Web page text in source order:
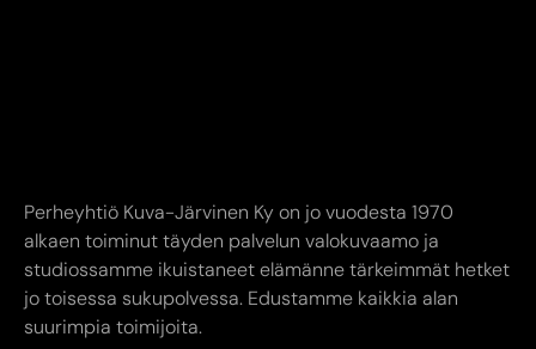
Perheyhtiö Kuva-Järvinen Ky on jo vuodesta 1970
alkaen toiminut täyden palvelun valokuvaamo ja
studiossamme ikuistaneet elämänne tärkeimmät hetket
jo toisessa sukupolvessa. Edustamme kaikkia alan
suurimpia toimijoita.